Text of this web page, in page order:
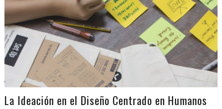
La Ideación en el Diseño Centrado en Humanos